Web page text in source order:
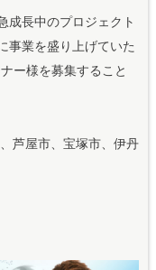
成長中のプロジェクト
事業を盛り上げていた
ー様を募集すること
芦屋市、宝塚市、伊丹